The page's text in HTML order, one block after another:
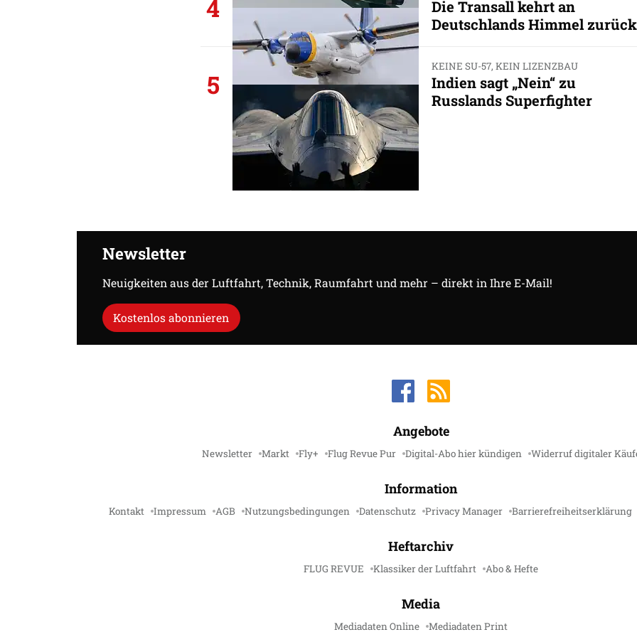
4
Die Transall kehrt an
Deutschlands Himmel
5
KEINE SU-57, KEIN LIZENZBAU
Indien sagt „Nein“ zu
Russlands Superfighter
Newsletter
Neuigkeiten aus der Luftfahrt, Technik, Raumfahrt und mehr – direkt in Ihre E-Mail!
Kostenlos abonnieren
Angebote
Newsletter Markt Fly+ Flug Revue Pur Digital-Abo hier kündigen Widerruf digitaler
Information
Kontakt Impressum AGB Nutzungsbedingungen Datenschutz Privacy Manager Barrierefreiheitserklärung
Heftarchiv
FLUG REVUE Klassiker der Luftfahrt Abo & Hefte
Media
Mediadaten Online Mediadaten Print